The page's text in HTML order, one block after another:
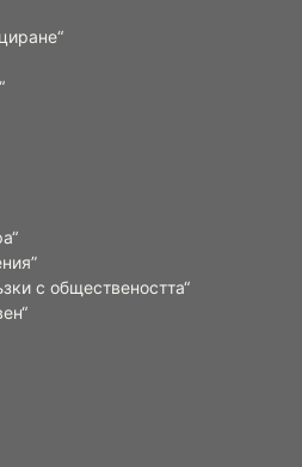
с обществеността“